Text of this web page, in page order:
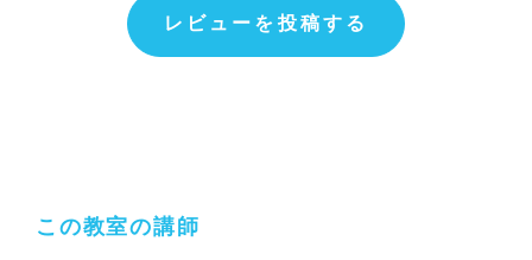
レビューを投稿する
この教室の講師